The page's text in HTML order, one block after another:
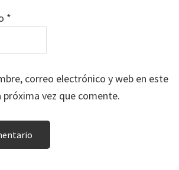
*
correo electrónico y web en este
próxima vez que comente.